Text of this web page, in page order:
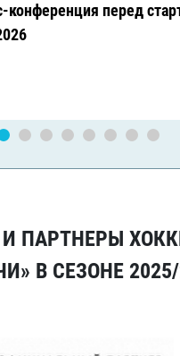
конференция перед
ПАРТНЕРЫ
В СЕЗОНЕ